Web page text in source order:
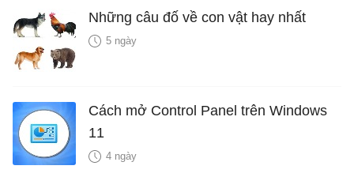
Những câu đố về con vật hay nhất
5 ngày
Cách mở Control Panel trên Windows
11
4 ngày